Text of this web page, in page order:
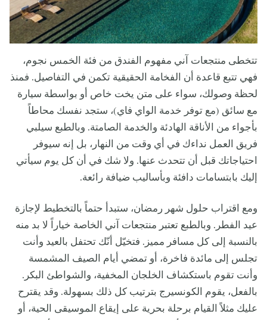
تتخطى منتجعات آني مفهوم الفندق من فئة الخمس نجوم،
فهي تتبع قاعدة أن الفخامة الحقيقية تكمن في التفاصيل. فمنذ
لحظة وصولك، سواء على متن يخت خاص أو بواسطة سيارة
مع سائق (مع توفر خدمة الواي فاي)، ستجد نفسك محاطاً
بأجواء من الأناقة الهادئة والخدمة الصامتة. وبالطبع سيلبي
فريق العمل نداءك في أي وقت من النهار، بل إنه سيوفر
احتياجاتك قبل أن تتحدث عنها. ولا شك في أن كل يوم سيأتي
إليك بابتسامات دافئة وبأساليب ضيافة رائعة.
ومع اقتراب حلول شهر رمضان، ستبدأ حتماً بالتخطيط لإجازة
عيد الفطر. وبالطبع تعتبر منتجعات آني الخاصة خياراً لا بد منه
بالنسبة إلى كل مسافر مميز. فتخيّل أنّك تحتفل بالعيد وأنت
تجلس إلى مائدة فاخرة، أو تمضي أيام الصيف المشمسة
وأنت تقوم باستكشاف الخلجان المخفية، والشواطئ البكر.
بالفعل، يقوم الكونسيرج بترتيب كل ذلك بسهولة. وقد يقترح
عليك مثلاً القيام برحلة بحرية على إيقاع الموسيقى الحية، أو